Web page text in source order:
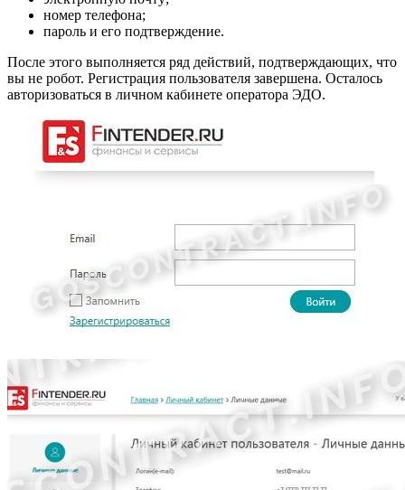
номер телефона;
пароль и его подтверждение.
После этого выполняется ряд действий, подтверждающих, что
вы не робот. Регистрация пользователя завершена. Осталось
авторизоваться в личном кабинете оператора ЭДО.